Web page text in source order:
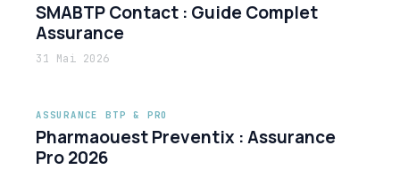
SMABTP Contact : Guide Complet
Assurance
31 Mai 2026
ASSURANCE BTP & PRO
Pharmaouest Preventix : Assurance
Pro 2026